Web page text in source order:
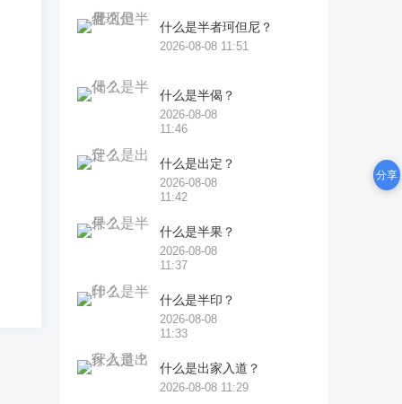
什么是半者珂但尼？
2026-08-08 11:51
什么是半偈？
2026-08-08
11:46
什么是出定？
2026-08-08
11:42
什么是半果？
2026-08-08
11:37
什么是半印？
2026-08-08
11:33
什么是出家入道？
2026-08-08 11:29
分享